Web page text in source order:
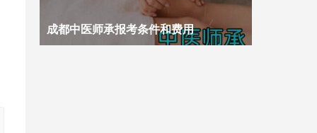
成都中医师承报考条件和费用